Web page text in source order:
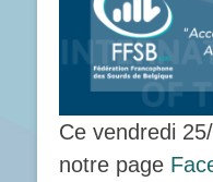
Ce vendredi
notre page